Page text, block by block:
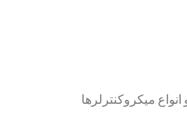
میکروکنترلرها